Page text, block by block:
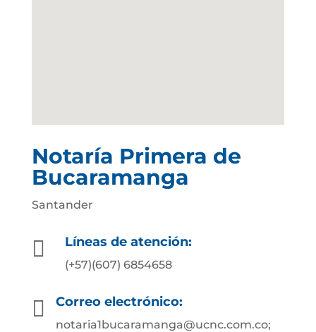
Notaría Primera de
Bucaramanga
Santander
 Líneas de atención:
(+57)(607) 6854658
 Correo electrónico:
notaria1bucaramanga@ucnc.com.co;